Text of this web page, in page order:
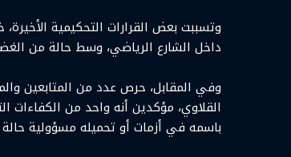
وتسببت بعض القرارات التحكيمية
داخل الشارع الرياضي، وسط حالة من
وفي المقابل، حرص عدد من المتابعين
القلاوي، مؤكدين أنه واحد من الكفاءات
باسمه في أزمات أو تحميله مسؤولية حالة